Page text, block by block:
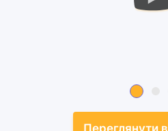
Переглянути